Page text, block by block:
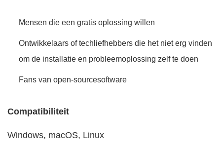
Mensen die een gratis oplossing willen
Ontwikkelaars of techliefhebbers die het niet erg vinden
om de installatie en probleemoplossing zelf te doen
Fans van open-sourcesoftware
Compatibiliteit
Windows, macOS, Linux